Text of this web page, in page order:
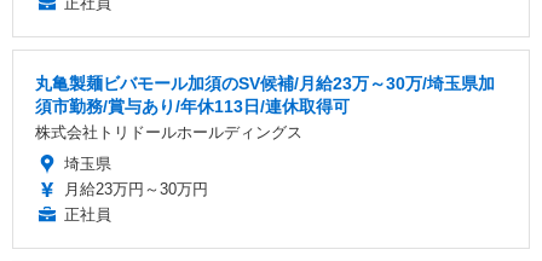
丸亀製麺ビバモール加須のSV候補/月給23万～30万/埼玉県加
須市勤務/賞与あり/年休113日/連休取得可
株式会社トリドールホールディングス
埼玉県
月給23万円～30万円
正社員